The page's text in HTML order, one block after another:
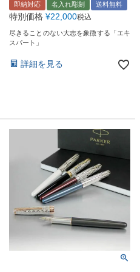
即納対応 名入れ彫刻 送料無料
特別価格 ¥22,000税込
尽きることのない大志を象徴する「エキ
スパート」
詳細を見る